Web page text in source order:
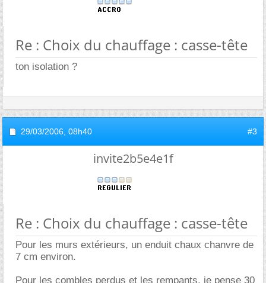
Re : Choix du chauffage : casse-tête
ton isolation ?
29/03/2006, 08h40 #3
invite2b5e4e1f
Re : Choix du chauffage : casse-tête
Pour les murs extérieurs, un enduit chaux chanvre de
7 cm environ.
Pour les combles perdus et les rempants, je pense 30